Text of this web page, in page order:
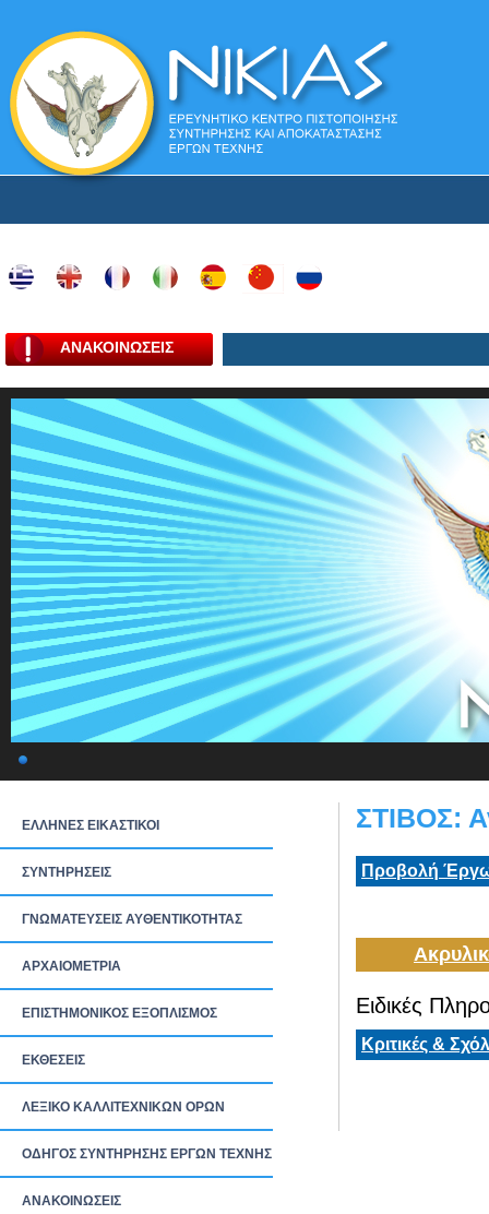
ΑΝΑΚΟΙΝΩΣΕΙΣ
ΕΛΛΗΝΕΣ ΕΙΚΑΣΤΙΚΟΙ
ΣΥΝΤΗΡΗΣΕΙΣ
ΓΝΩΜΑΤΕΥΣΕΙΣ ΑΥΘΕΝΤΙΚΟΤΗΤΑΣ
ΑΡΧΑΙΟΜΕΤΡΙΑ
ΕΠΙΣΤΗΜΟΝΙΚΟΣ ΕΞΟΠΛΙΣΜΟΣ
ΕΚΘΕΣΕΙΣ
ΛΕΞΙΚΟ ΚΑΛΛΙΤΕΧΝΙΚΩΝ ΟΡΩΝ
ΟΔΗΓΟΣ ΣΥΝΤΗΡΗΣΗΣ ΕΡΓΩΝ ΤΕΧΝΗΣ
ΑΝΑΚΟΙΝΩΣΕΙΣ
ΣΤΙΒΟΣ:
Προβολή
Ειδικές
Κριτικές &